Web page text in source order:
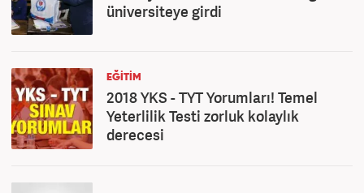
üniversiteye girdi
EĞİTİM
2018 YKS - TYT Yorumları! Temel
Yeterlilik Testi zorluk kolaylık
derecesi